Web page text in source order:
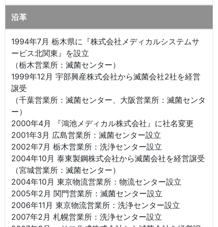
沿革
1994年7月 栃木県に『株式会社メディカルシステムサ
ービス北関東』を設立
（栃木営業所：滅菌センター）
1999年12月 宇部興産株式会社から滅菌会社2社を経営
譲受
（千葉営業所：滅菌センター、大阪営業所：滅菌センタ
ー）
2000年4月 『鴻池メディカル株式会社』に社名変更
2001年3月 広島営業所：滅菌センター設立
2002年7月 栃木営業所：洗浄センター設立
2004年10月 泰東製鋼株式会社から滅菌会社を経営譲受
（宮城営業所：滅菌センター）
2004年10月 東京物流営業所：物流センター設立
2005年2月 関門営業所：滅菌センター設立
2006年11月 東京物流営業所：洗浄センター設立
2007年2月 札幌営業所：洗浄センター設立